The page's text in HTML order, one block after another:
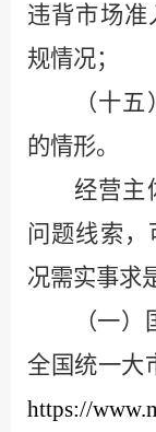
违背市场准
规情况；
（十五
的情形。
经营主
问题线索
况需实事求
（一
全国统一大
https://